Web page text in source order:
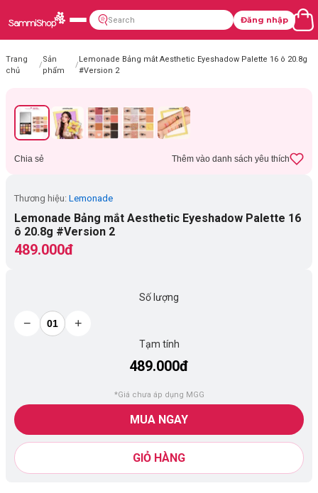
Đăng nhập
Trang
chủ
/
Sản
phẩm
/
Lemonade Bảng mắt Aesthetic Eyeshadow Palette 16 ô 20.8g
#Version 2
Chia sẻ Thêm vào danh sách yêu thích
Thương hiệu: Lemonade
Lemonade Bảng mắt Aesthetic Eyeshadow Palette 16
ô 20.8g #Version 2
489.000đ
Số lượng
− +
Tạm tính
489.000đ
*Giá chưa áp dụng MGG
MUA NGAY
GIỎ HÀNG